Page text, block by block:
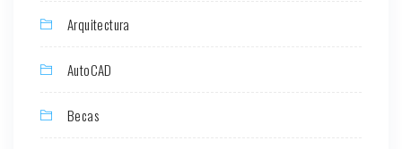
Arquitectura
AutoCAD
Becas